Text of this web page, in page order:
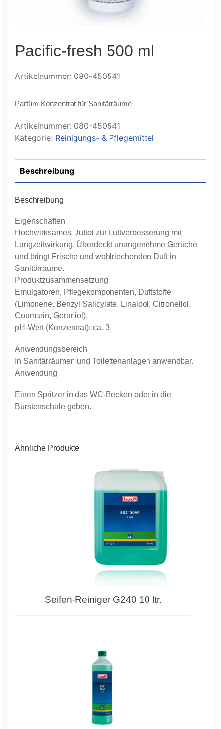
Pacific-fresh 500 ml
Artikelnummer: 080-450541
Parfüm-Konzentrat für Sanitärräume
Artikelnummer: 080-450541
Kategorie: Reinigungs- & Pflegemittel
Beschreibung
Beschreibung
Eigenschaften
Hochwirksames Duftöl zur Luftverbesserung mit
Langzeitwirkung. Überdeckt unangenehme Gerüche
und bringt Frische und wohlriechenden Duft in
Sanitärräume.
Produktzusammensetzung
Emulgatoren, Pflegekomponenten, Duftstoffe
(Limonene, Benzyl Salicylate, Linalool, Citronellol,
Coumarin, Geraniol).
pH-Wert (Konzentrat): ca. 3
Anwendungsbereich
In Sanitärräumen und Toilettenanlagen anwendbar.
Anwendung
Einen Spritzer in das WC-Becken oder in die
Bürstenschale geben.
Ähnliche Produkte
Seifen-Reiniger G240 10 ltr.